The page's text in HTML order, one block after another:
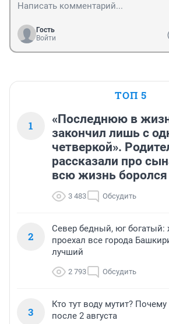
Гость
Войти
ТОП 5
1
«Последнюю в
закончил лишь с
четверкой».
рассказали про
всю жизнь
3 483 Обсудить
2
Север бедный, юг богатый:
проехал все города
лучший
2 793 Обсудить
3
Кто тут воду мутит?
после 2 августа